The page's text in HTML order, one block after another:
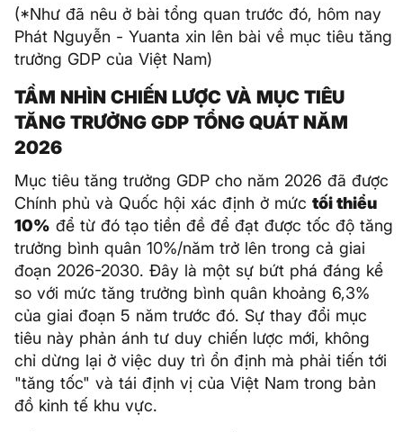
(*Như đã nêu ở bài tổng quan trước đó, hôm nay
Phát Nguyễn - Yuanta xin lên bài về mục tiêu tăng
trưởng GDP của Việt Nam)
TẦM NHÌN CHIẾN LƯỢC VÀ MỤC TIÊU
TĂNG TRƯỞNG GDP TỔNG QUÁT NĂM
2026
Mục tiêu tăng trưởng GDP cho năm 2026 đã được
Chính phủ và Quốc hội xác định ở mức tối thiểu
10% để từ đó tạo tiền đề để đạt được tốc độ tăng
trưởng bình quân 10%/năm trở lên trong cả giai
đoạn 2026-2030. Đây là một sự bứt phá đáng kể
so với mức tăng trưởng bình quân khoảng 6,3%
của giai đoạn 5 năm trước đó. Sự thay đổi mục
tiêu này phản ánh tư duy chiến lược mới, không
chỉ dừng lại ở việc duy trì ổn định mà phải tiến tới
"tăng tốc" và tái định vị của Việt Nam trong bản
đồ kinh tế khu vực.